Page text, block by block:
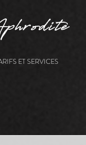
ET SERVICES